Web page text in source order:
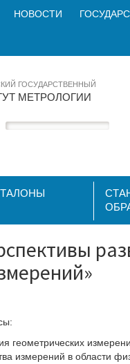
НОВОСТИ
ГОСУДАРСТВЕННЫЙ
МЕТРОЛОГИИ
геометрических
измерений в области